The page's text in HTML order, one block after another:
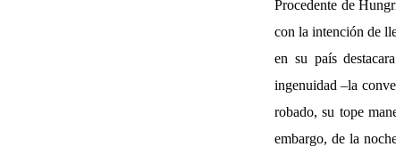
Procedente de
con la intención de
en su país
ingenuidad –la
robado, su tope
embargo, de la